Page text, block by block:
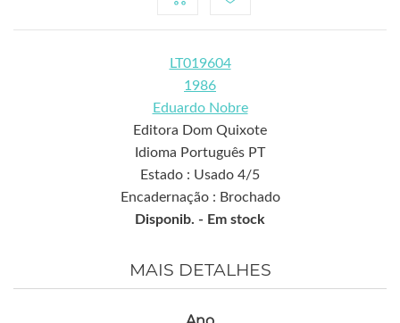
LT019604
1986
Eduardo Nobre
Editora Dom Quixote
Idioma Português PT
Estado : Usado 4/5
Encadernação : Brochado
Disponib. - Em stock
MAIS DETALHES